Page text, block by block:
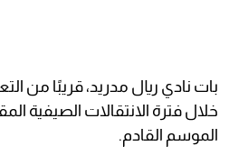
بات نادي ريال مدريد، قريبًا من
خلال فترة الانتقالات الصيفية
الموسم القادم.